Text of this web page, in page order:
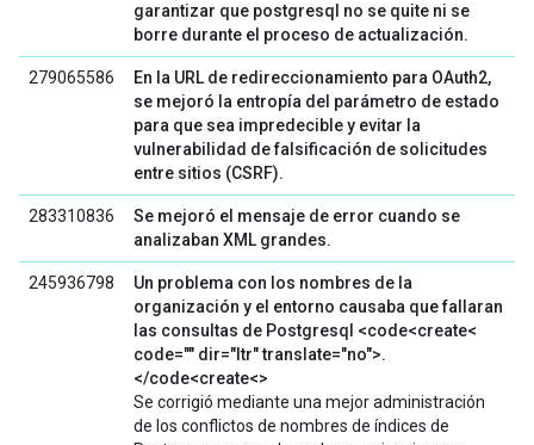
garantizar que postgresql no se quite ni se
borre durante el proceso de actualización.
279065586
En la URL de redireccionamiento para OAuth2,
se mejoró la entropía del parámetro de estado
para que sea impredecible y evitar la
vulnerabilidad de falsificación de solicitudes
entre sitios (CSRF).
283310836
Se mejoró el mensaje de error cuando se
analizaban XML grandes.
245936798
Un problema con los nombres de la
organización y el entorno causaba que fallaran
las consultas de Postgresql <code<create<
code="" dir="ltr" translate="no">.
</code<create<>
Se corrigió mediante una mejor administración
de los conflictos de nombres de índices de